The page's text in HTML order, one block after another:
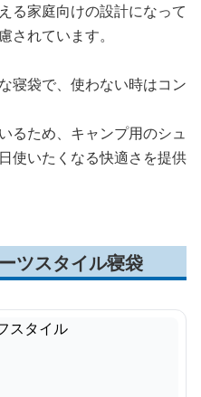
る家庭向けの設計になって
されています。
寝袋で、使わない時はコン
るため、キャンプ用のシュ
使いたくなる快適さを提供
ツスタイル寝袋